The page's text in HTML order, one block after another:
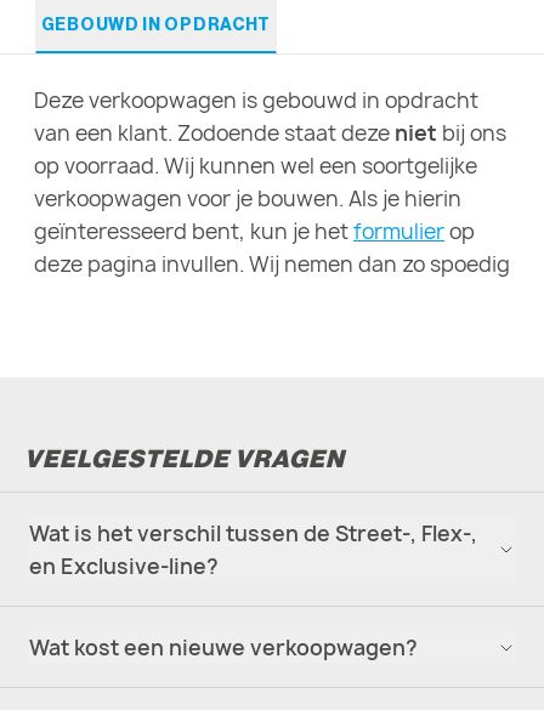
GEBOUWD IN OPDRACHT
Deze verkoopwagen is gebouwd in opdracht
van een klant. Zodoende staat deze niet bij ons
op voorraad. Wij kunnen wel een soortgelijke
verkoopwagen voor je bouwen. Als je hierin
geïnteresseerd bent, kun je hetformulierop
deze pagina invullen. Wij nemen dan zo spoedig
VEELGESTELDE VRAGEN
Wat is het verschil tussen de Street-, Flex-,
en Exclusive-line?
Wat kost een nieuwe verkoopwagen?